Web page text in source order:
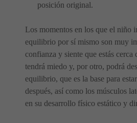
posición original.
Los momentos en los que el niño
equilibrio por sí mismo son muy
confianza y siente que estás
tendrá miedo y, por otro, podrá
equilibrio, que es la base para
después, así como los músculos
en su desarrollo físico estático y